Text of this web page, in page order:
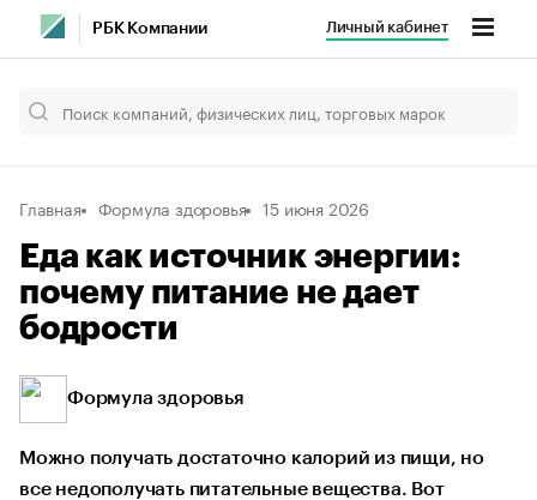
РБК Компании Личный кабинет
Главная Формула здоровья 15 июня 2026
Еда как источник энергии:
почему питание не дает
бодрости
Формула здоровья
Можно получать достаточно калорий из пищи, но
все недополучать питательные вещества. Вот